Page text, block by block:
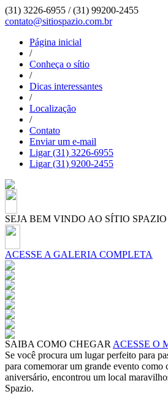
(31) 3226-6955 /(31) 99200-2455
contato@sitiospazio.com.br
Página inicial
/
Conheça o sítio
/
Dicas interessantes
/
Localização
/
Contato
Enviar um e-mail
Ligar (31) 3226-6955
Ligar (31) 9200-2455
SEJA BEM VINDO AO SÍTIO SPAZIO
ACESSE A GALERIA COMPLETA
SAIBA COMO CHEGAR ACESSE O
Se você procura um lugar perfeito para
para comemorar um grande evento como
aniversário, encontrou um local
Spazio.